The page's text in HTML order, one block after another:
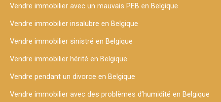
Vendre immobilier avec un mauvais PEB en Belgique
Vendre immobilier insalubre en Belgique
Vendre immobilier sinistré en Belgique
Vendre immobilier hérité en Belgique
Vendre pendant un divorce en Belgique
Vendre immobilier avec des problèmes d’humidité en Belgique